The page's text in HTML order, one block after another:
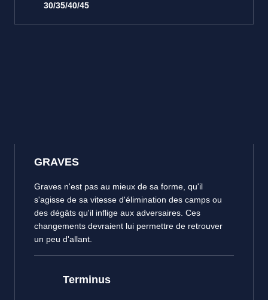
30/35/40/45
GRAVES
Graves n'est pas au mieux de sa forme, qu'il
s'agisse de sa vitesse d'élimination des camps ou
des dégâts qu'il inflige aux adversaires. Ces
changements devraient lui permettre de retrouver
un peu d'allant.
Terminus